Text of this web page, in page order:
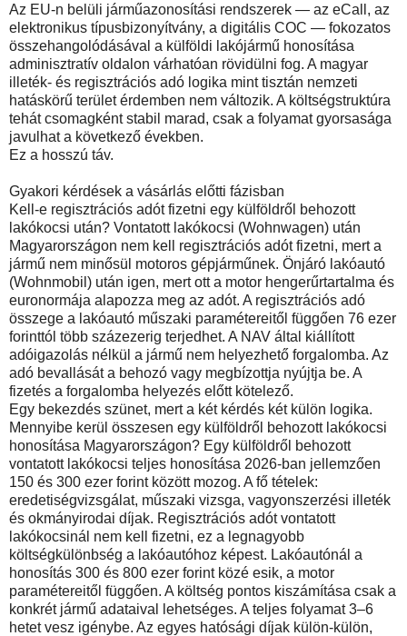
Az EU-n belüli járműazonosítási rendszerek — az eCall, az
elektronikus típusbizonyítvány, a digitális COC — fokozatos
összehangolódásával a külföldi lakójármű honosítása
adminisztratív oldalon várhatóan rövidülni fog. A magyar
illeték- és regisztrációs adó logika mint tisztán nemzeti
hatáskörű terület érdemben nem változik. A költségstruktúra
tehát csomagként stabil marad, csak a folyamat gyorsasága
javulhat a következő években.
Ez a hosszú táv.
Gyakori kérdések a vásárlás előtti fázisban
Kell-e regisztrációs adót fizetni egy külföldről behozott
lakókocsi után? Vontatott lakókocsi (Wohnwagen) után
Magyarországon nem kell regisztrációs adót fizetni, mert a
jármű nem minősül motoros gépjárműnek. Önjáró lakóautó
(Wohnmobil) után igen, mert ott a motor hengerűrtartalma és
euronormája alapozza meg az adót. A regisztrációs adó
összege a lakóautó műszaki paramétereitől függően 76 ezer
forinttól több százezerig terjedhet. A NAV által kiállított
adóigazolás nélkül a jármű nem helyezhető forgalomba. Az
adó bevallását a behozó vagy megbízottja nyújtja be. A
fizetés a forgalomba helyezés előtt kötelező.
Egy bekezdés szünet, mert a két kérdés két külön logika.
Mennyibe kerül összesen egy külföldről behozott lakókocsi
honosítása Magyarországon? Egy külföldről behozott
vontatott lakókocsi teljes honosítása 2026-ban jellemzően
150 és 300 ezer forint között mozog. A fő tételek:
eredetiségvizsgálat, műszaki vizsga, vagyonszerzési illeték
és okmányirodai díjak. Regisztrációs adót vontatott
lakókocsinál nem kell fizetni, ez a legnagyobb
költségkülönbség a lakóautóhoz képest. Lakóautónál a
honosítás 300 és 800 ezer forint közé esik, a motor
paramétereitől függően. A költség pontos kiszámítása csak a
konkrét jármű adataival lehetséges. A teljes folyamat 3–6
hetet vesz igénybe. Az egyes hatósági díjak külön-külön,